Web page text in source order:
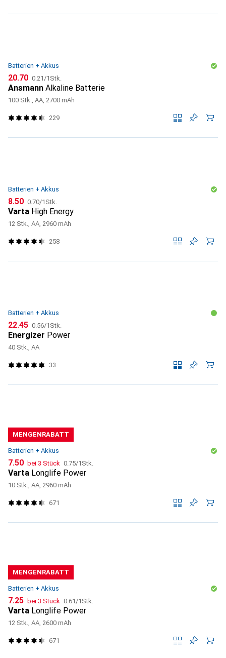
Batterien + Akkus
CHF
20.70 CHF
0.21/1Stk.
Ansmann Alkaline Batterie
100 Stk., AA, 2700 mAh
229
Batterien + Akkus
CHF
8.50 CHF
0.70/1Stk.
Varta High Energy
12 Stk., AA, 2960 mAh
258
Batterien + Akkus
CHF
22.45 CHF
0.56/1Stk.
Energizer Power
40 Stk., AA
33
MENGENRABATT
Batterien + Akkus
CHF
7.50 bei 3 Stück CHF
0.75/1Stk.
Varta Longlife Power
10 Stk., AA, 2960 mAh
671
MENGENRABATT
Batterien + Akkus
CHF
7.25 bei 3 Stück CHF
0.61/1Stk.
Varta Longlife Power
12 Stk., AA, 2600 mAh
671